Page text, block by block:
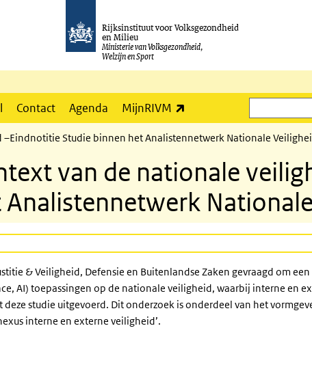
Rijksinstituut voor Volksgezondheid
en Milieu
Ministerie van Volksgezondheid,
Welzijn en Sport
Contact Agenda MijnRIVM
Zoeken
Studie binnen het Analistennetwerk Nationale
van de nationale
& Veiligheid, Defensie en Buitenlandse Zaken gevraagd om
AI) toepassingen op de nationale veiligheid, waarbij interne en
studie uitgevoerd. Dit onderzoek is onderdeel van het
interne en externe veiligheid’.